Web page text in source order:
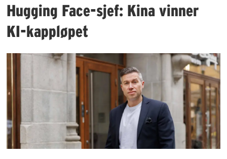
Hugging Face-sjef: Kina vinner
KI-kappløpet